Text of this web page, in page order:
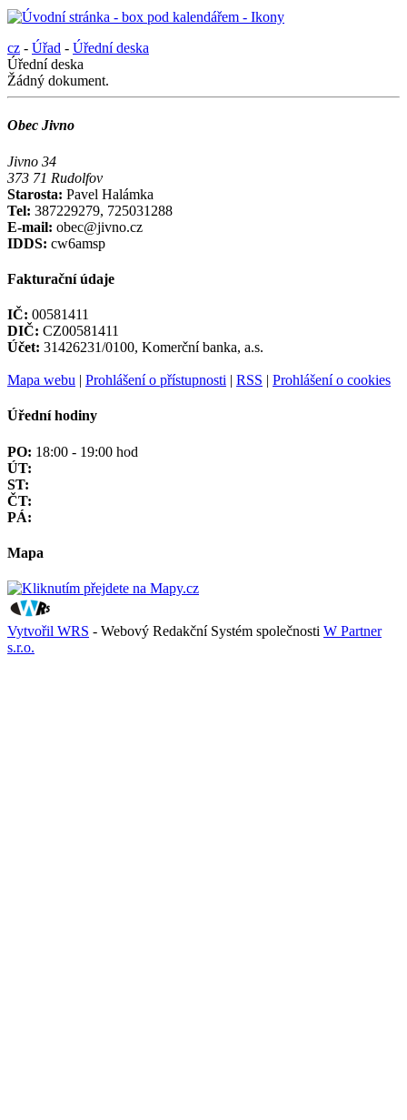
cz - Úřad - Úřední deska
Úřední deska
Žádný dokument.
Obec Jivno
Jivno 34
373 71 Rudolfov
Starosta: Pavel Halámka
Tel: 387229279, 725031288
E-mail: obec@jivno.cz
IDDS: cw6amsp
Fakturační údaje
IČ: 00581411
DIČ: CZ00581411
Účet: 31426231/0100, Komerční banka, a.s.
Mapa webu | Prohlášení o přístupnosti | RSS | Prohlášení o cookies
Úřední hodiny
PO: 18:00 - 19:00 hod
ÚT:
ST:
ČT:
PÁ:
Mapa
Vytvořil WRS - Webový Redakční Systém společnosti W Partner
s.r.o.